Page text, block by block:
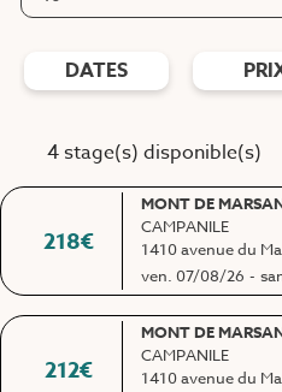
DATES
4 stage(s) disponible(s)
218€
MONT DE
CAMPANILE
1410 avenue du
ven. 07/08/26 -
212€
MONT DE
CAMPANILE
1410 avenue du